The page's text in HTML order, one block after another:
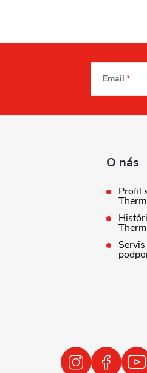
Email
O nás
Profil